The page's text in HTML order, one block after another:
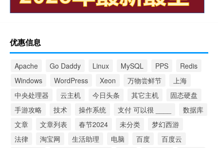
优惠信息
Apache Go Daddy Linux MySQL PPS
Redis
Windows
WordPress Xeon 万物尝鲜节
上海
中央处理器
云主机 今日头条 其它主机
固态硬盘
手游攻略
技术 操作系统 支付 可以很 ____
数据库
文章
文章列表 春节2024 未分类
梦幻西游
法律
淘宝网 生活助理 电脑 百度
百度云